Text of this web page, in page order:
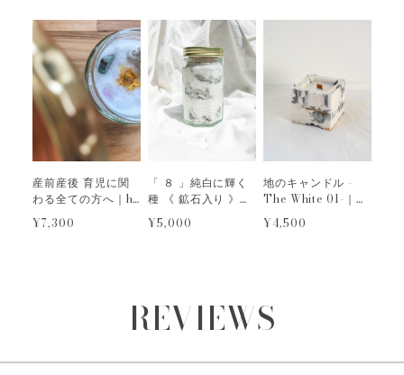
産前産後 育児に関
わる全ての方へ｜h
a h a m a m ◎ r i ｜
ママ ＆ ベビー パー
¥7,300
「 ８ 」純白に輝く
種 《 鉱石入り 》９
種の エシカル & ミ
ネラルズ ハーバル
¥5,000
地のキャンドル -
The White 01-｜
Earth ground
candle
¥4,500
REVIEWS